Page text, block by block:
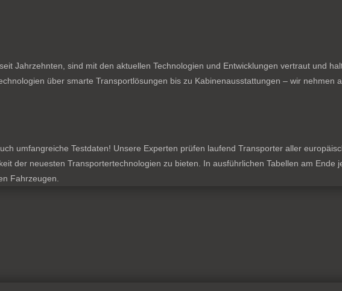
Jahrzehnten, sind mit den aktuellen Technologien und Entwicklungen vertraut und
über smarte Transportlösungen bis zu Kabinenausstattungen – wir nehmen
umfangreiche Testdaten! Unsere Experten prüfen laufend Transporter aller
der neuesten Transportertechnologien zu bieten. In ausführlichen Tabellen am
Fahrzeugen.